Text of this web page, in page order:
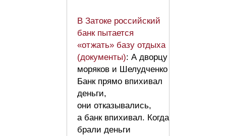
В Затоке российский
банк пытается
«отжать» базу отдыха
(документы): А дворцу
моряков и Шелудченко
Банк прямо впихивал
деньги,
они отказывались,
а банк впихивал. Когда
брали деньги